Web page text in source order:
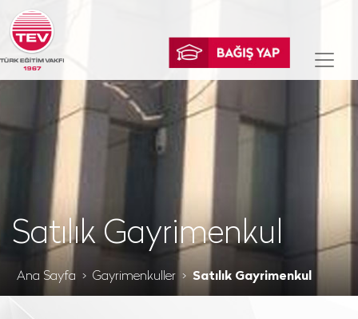
Satılık Gayrimenkul
Ana Sayfa Gayrimenkuller Satılık Gayrimenkul